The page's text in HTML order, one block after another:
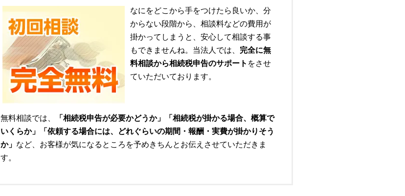
なにをどこから手をつけたら良いか、分
からない段階から、相談料などの費用が
掛かってしまうと、安心して相談する事
もできませんね。当法人では、 完全に無
料相談から相続税申告のサポート をさせ
ていただいております。
無料相談では、
「相続税申告が必要かどうか」「相続税が掛かる場合、概算で
いくらか」「依頼する場合には、どれぐらいの期間・報酬・実費が掛かりそう
か」 など、お客様が気になるところを予めきちんとお伝えさせていただきま
す。